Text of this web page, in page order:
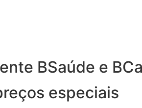
BSaúde e
especiais